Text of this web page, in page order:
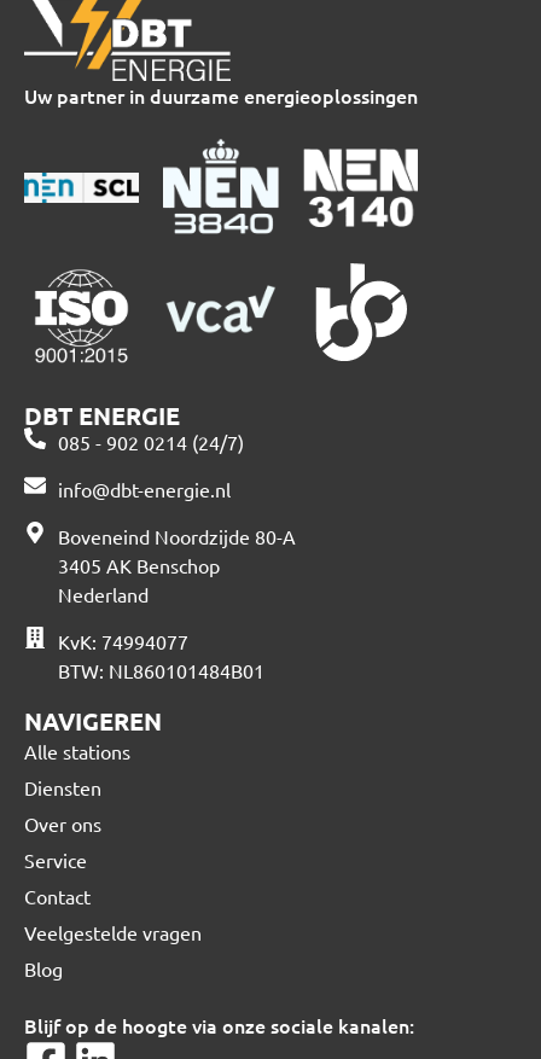
Uw partner in duurzame energieoplossingen
DBT ENERGIE
085 - 902 0214 (24/7)
info@dbt-energie.nl
Boveneind Noordzijde 80-A
3405 AK Benschop
Nederland
KvK: 74994077
BTW: NL860101484B01
NAVIGEREN
Alle stations
Diensten
Over ons
Service
Contact
Veelgestelde vragen
Blog
Blijf op de hoogte via onze sociale kanalen: